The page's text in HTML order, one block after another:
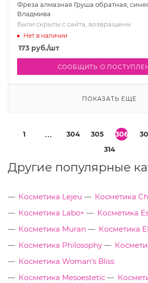
Фреза алмазная Груша обратная,
Владмива
Были скрыты с сайта, возвращены
Нет в наличии
173 руб./шт
СООБЩИТЬ О
ПОКАЗАТЬ ЕЩЕ
1 304 305 306
314
Другие популярные
Косметика Lejeu
Косметика
Косметика Labo+
Косметика
Косметика Muran
Косметика
Косметика Philosophy
Косметика Woman's Bliss
Косметика Mesoestetic